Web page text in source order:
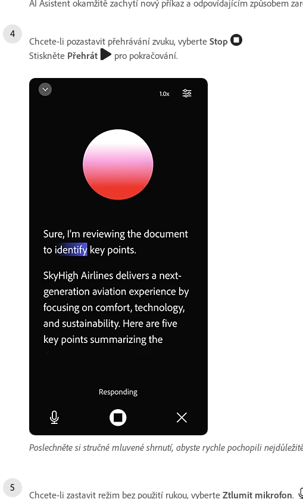
AI Asistent okamžitě zachytí nový příkaz a odpovídajícím způsobem
Chcete-li pozastavit přehrávání zvuku, vyberte Stop
Stiskněte Přehrát pro pokračování.
Poslechněte si stručné mluvené shrnutí, abyste rychle pochopili
Chcete-li zastavit režim bez použití rukou, vyberte Ztlumit mikrofon.